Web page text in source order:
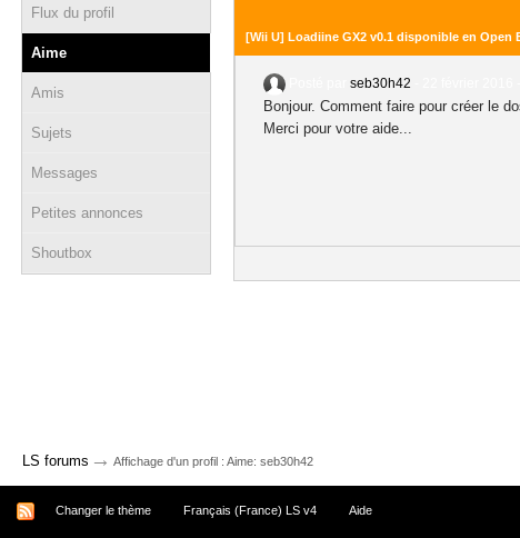
Flux du profil
Aime
Amis
Sujets
Messages
Petites annonces
Shoutbox
[Wii U] Loadiine GX2 v0.1 disponible en Open
seb30h42
Bonjour. Comment faire pour créer le
Merci pour votre aide...
LS forums → Affichage d'un profil : Aime: seb30h42
Changer le thème Français (France) LS v4 Aide